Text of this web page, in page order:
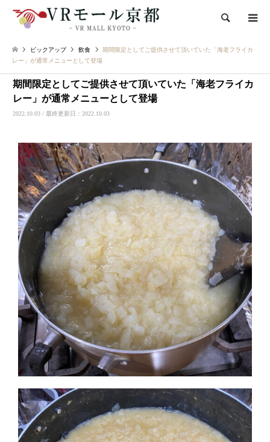
検索
ピックアップ 飲食
期間限定としてご提供させて頂いていた「海老フライカ
レー」が通常メニューとして登場
期間限定としてご提供させて頂いていた「海老フライカ
レー」が通常メニューとして登場
2022.10.03 / 最終更新日：2022.10.03